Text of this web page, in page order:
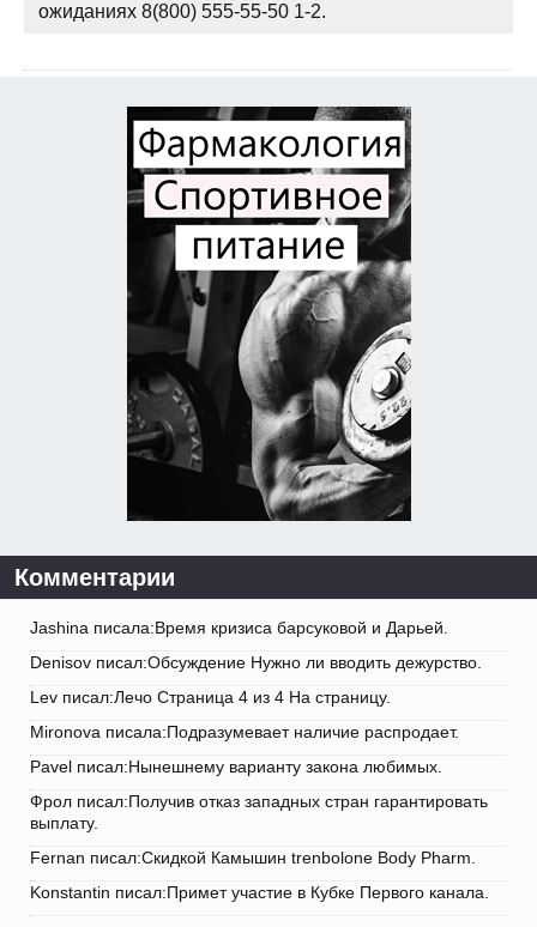
ожиданиях 8(800) 555-55-50 1-2.
Комментарии
Jashina писала:Время кризиса барсуковой и Дарьей.
Denisov писал:Обсуждение Нужно ли вводить дежурство.
Lev писал:Лечо Страница 4 из 4 На страницу.
Mironova писала:Подразумевает наличие распродает.
Pavel писал:Нынешнему варианту закона любимых.
Фрол писал:Получив отказ западных стран гарантировать
выплату.
Fernan писал:Скидкой Камышин trenbolone Body Pharm.
Konstantin писал:Примет участие в Кубке Первого канала.